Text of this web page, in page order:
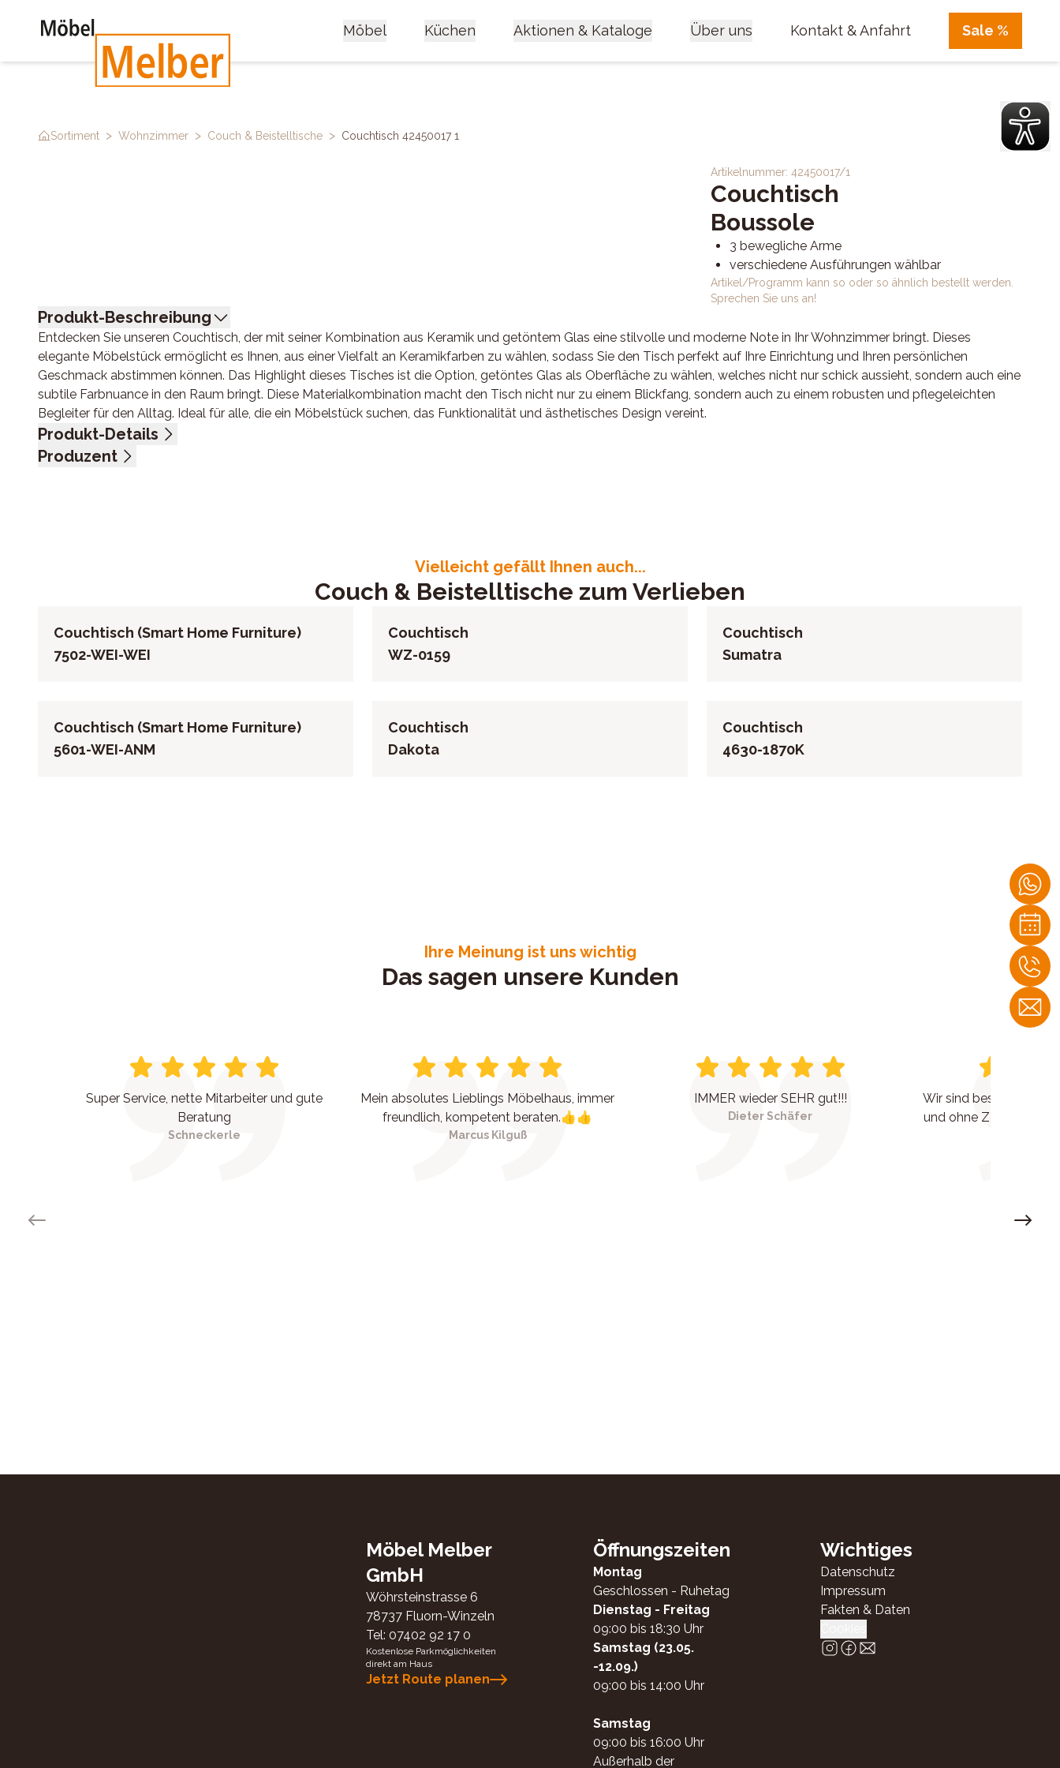
Möbel Küchen Aktionen & Kataloge Über uns Kontakt & Anfahrt Sale %
Sortiment > Wohnzimmer > Couch & Beistelltische > Couchtisch 42450017 1
Artikelnummer:42450017/1
Couchtisch
Boussole
3 bewegliche Arme
verschiedene Ausführungen wählbar
Artikel/Programm kann so oder so ähnlich bestellt werden.
Sprechen Sie uns an!
Produkt-Beschreibung
Entdecken Sie unseren Couchtisch, der mit seiner Kombination aus Keramik und getöntem Glas eine stilvolle und moderne Note in Ihr Wohnzimmer bringt. Dieses
elegante Möbelstück ermöglicht es Ihnen, aus einer Vielfalt an Keramikfarben zu wählen, sodass Sie den Tisch perfekt auf Ihre Einrichtung und Ihren persönlichen
Geschmack abstimmen können. Das Highlight dieses Tisches ist die Option, getöntes Glas als Oberfläche zu wählen, welches nicht nur schick aussieht, sondern auch eine
subtile Farbnuance in den Raum bringt. Diese Materialkombination macht den Tisch nicht nur zu einem Blickfang, sondern auch zu einem robusten und pflegeleichten
Begleiter für den Alltag. Ideal für alle, die ein Möbelstück suchen, das Funktionalität und ästhetisches Design vereint.
Produkt-Details
obere Platte Keramik Titan, untere Platten Klarglas, Gestell mattschwarz lackierter Stahl, 3 synchronisierte Platten mit Durchmesser 77, 46 und 40 cm, Höhe 43 cm, Maße
Produzent
Vielleicht gefällt Ihnen auch...
Couch & Beistelltische zum Verlieben
Couchtisch (Smart Home Furniture)
7502-WEI-WEI
Couchtisch
WZ-0159
Couchtisch
Sumatra
Couchtisch (Smart Home Furniture)
5601-WEI-ANM
Couchtisch
Dakota
Couchtisch
4630-1870K
Ihre Meinung ist uns wichtig
Das sagen unsere Kunden
Super Service, nette Mitarbeiter und gute
Beratung
Schneckerle
Mein absolutes Lieblings Möbelhaus, immer
freundlich, kompetent beraten.👍👍
Marcus Kilguß
IMMER wieder SEHR gut!!!
Dieter Schäfer
Wir sind bestens
und ohne Zeitdruck
Next
Möbel Melber
GmbH
Wöhrsteinstrasse 6
78737 Fluorn-Winzeln
Tel: 07402 92 17 0
Kostenlose Parkmöglichkeiten
direkt am Haus
Jetzt Route planen
Öffnungszeiten
Montag
Geschlossen - Ruhetag
Dienstag - Freitag
09:00 bis 18:30 Uhr
Samstag (23.05.
-12.09.)
09:00 bis 14:00 Uhr
Samstag
09:00 bis 16:00 Uhr
Außerhalb der
Wichtiges
Datenschutz
Impressum
Fakten & Daten